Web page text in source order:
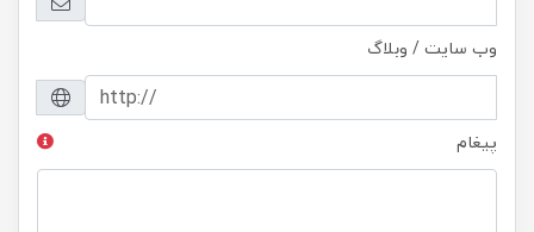
وب سایت / وبلاگ
پیغام